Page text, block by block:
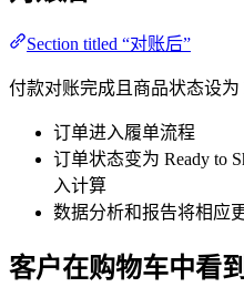
Section titled “对账后”
付款对账完成且商品状态设为
订单进入履单流程
订单状态变为 Ready to
入计算
数据分析和报告将相应
客户在购物车中看